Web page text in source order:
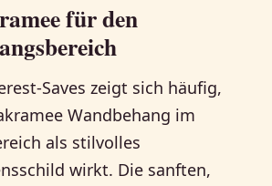
für den
Saves zeigt sich häufig,
Wandbehang im
als stilvolles
wirkt. Die sanften,